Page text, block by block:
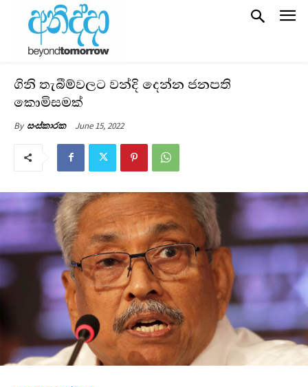
ගිනි තැබීම්වලට වන්දි දෙන්න ජනපති
කොමිසමක්
By සංස්කාරක June 15, 2022